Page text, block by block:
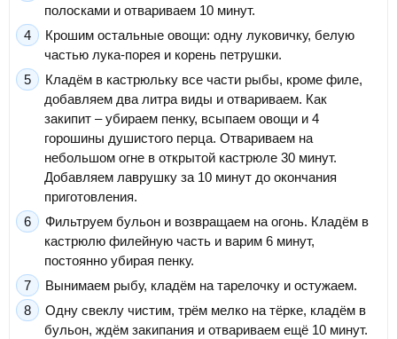
полосками и отвариваем 10 минут.
Крошим остальные овощи: одну луковичку, белую
частью лука-порея и корень петрушки.
Кладём в кастрюльку все части рыбы, кроме филе,
добавляем два литра виды и отвариваем. Как
закипит – убираем пенку, всыпаем овощи и 4
горошины душистого перца. Отвариваем на
небольшом огне в открытой кастрюле 30 минут.
Добавляем лаврушку за 10 минут до окончания
приготовления.
Фильтруем бульон и возвращаем на огонь. Кладём в
кастрюлю филейную часть и варим 6 минут,
постоянно убирая пенку.
Вынимаем рыбу, кладём на тарелочку и остужаем.
Одну свеклу чистим, трём мелко на тёрке, кладём в
бульон, ждём закипания и отвариваем ещё 10 минут.